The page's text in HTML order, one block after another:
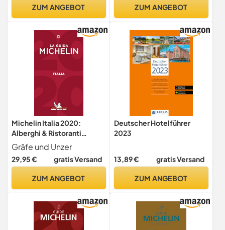
ZUM ANGEBOT ZUM ANGEBOT
Michelin Italia 2020:
Alberghi & Ristoranti
(MICHELIN Hotelführer)
Gräfe und Unzer
29,95 € gratis Versand
ZUM ANGEBOT
Deutscher Hotelführer
2023
13,89 € gratis Versand
ZUM ANGEBOT